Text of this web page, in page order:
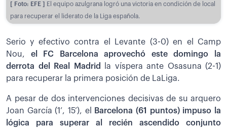
[ Foto: EFE ]
El equipo azulgrana logró una victoria en condición de local
para recuperar el liderato de la Liga española.
Serio y efectivo contra el Levante (3-0) en el Camp
Nou, el FC Barcelona aprovechó este domingo la
derrota del Real Madrid
la víspera ante Osasuna (2-1)
para recuperar la primera posición de LaLiga.
A pesar de dos intervenciones decisivas de su arquero
Joan García (1’, 15’), el
Barcelona (61 puntos) impuso la
lógica para superar al recién ascendido conjunto